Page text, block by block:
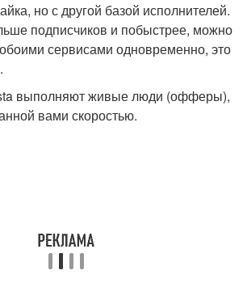
но с другой базой исполнителей.
подписчиков и побыстрее, можно
сервисами одновременно, это
выполняют живые люди (офферы),
вами скоростью.